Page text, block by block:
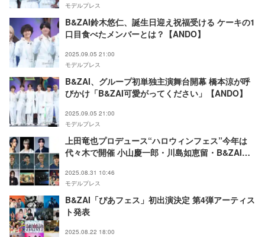
モデルプレス
B&ZAI鈴木悠仁、誕生日迎え祝福受ける ケーキの1
口目食べたメンバーとは？【ANDO】
2025.09.05 21:00
モデルプレス
B&ZAI、グループ初単独主演舞台開幕 橋本涼が呼
びかけ「B&ZAI可愛がってください」【ANDO】
2025.09.05 21:00
モデルプレス
上田竜也プロデュース“ハロウィンフェス”今年は
代々木で開催 小山慶一郎・川島如恵留・B&ZAIら
Bite】
2025.08.31 10:46
モデルプレス
B&ZAI「ぴあフェス」初出演決定 第4弾アーティス
ト発表
2025.08.22 18:00